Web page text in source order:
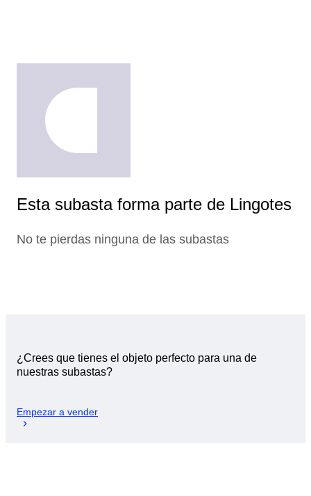
Esta subasta forma parte de Lingotes
No te pierdas ninguna de las subastas
¿Crees que tienes el objeto perfecto para una de
nuestras subastas?
Empezar a vender